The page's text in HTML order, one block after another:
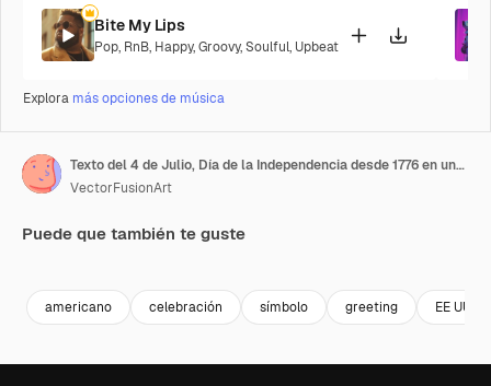
Bite My Lips
Pop, RnB, Happy,Groovy,Soulful, Upbeat
Explora más opciones de música
Texto del 4 de Julio, Día de la Independencia desde 1776 en una pancarta y banderas estadounidenses
VectorFusionArt
Puede que también te guste
americano celebración símbolo greeting EE UU